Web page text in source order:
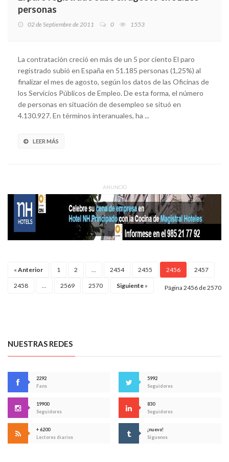
personas
02 de Septiembre de 2011 0 1553
La contratación creció en más de un 5 por ciento El paro
registrado subió en España en 51.185 personas (1,25%) al
finalizar el mes de agosto, según los datos de las Oficinas de
los Servicios Públicos de Empleo. De esta forma, el número
de personas en situación de desempleo se situó en
4.130.927. En términos interanuales, ha ...
LEER MÁS
ANUNCIO
« Anterior 1 2 2454 2455 2456 2457
2458 2569 2570 Siguiente » Página 2456 de 2570
NUESTRAS REDES
2292
Fans
5992
Seguidores
19900
Seguidores
830
Seguidores
+ 6200
Lectores diarios
¡nuevo!
Síguenos